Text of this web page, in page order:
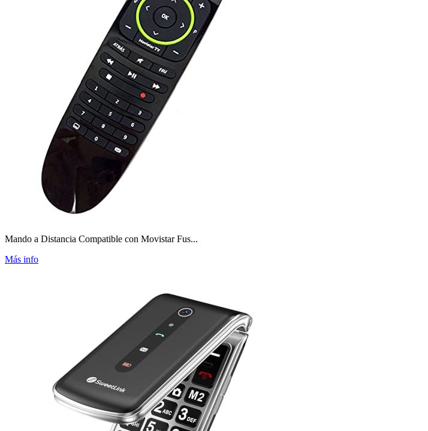
Mando a Distancia Compatible con Movistar Fus...
Más info